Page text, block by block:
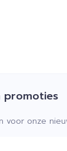
promoties
voor onze